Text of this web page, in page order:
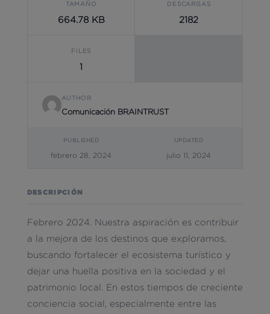
TAMAÑO
664.78 KB
DESCARGAS
2182
FILES
1
AUTHOR
Comunicación BRAINTRUST
PUBLISHED
febrero 28, 2024
UPDATED
julio 11, 2024
DESCRIPCIÓN
Febrero 2024. Nuestra aspiración es contribuir
a la mejora de los destinos que exploramos,
buscando fortalecer el ecosistema turístico y
dejar una huella positiva en la sociedad y el
patrimonio local. En estos tiempos de creciente
conciencia social, especialmente entre las